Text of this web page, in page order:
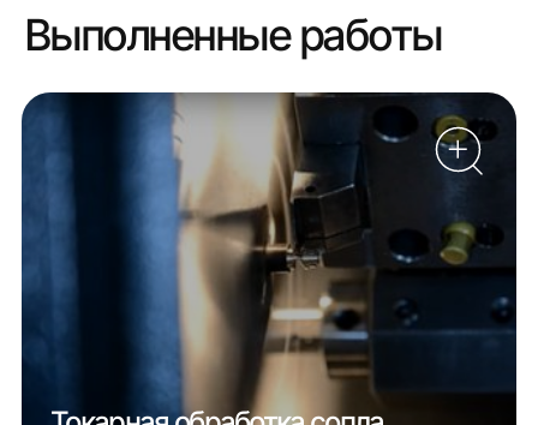
Выполненные работы